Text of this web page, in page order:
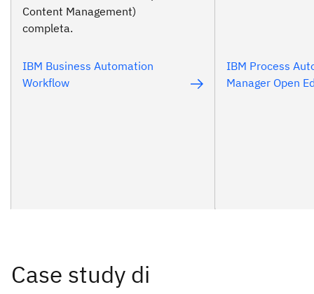
Content Management)
completa.
IBM Business Automation
Workflow
IBM Process
Manager Open